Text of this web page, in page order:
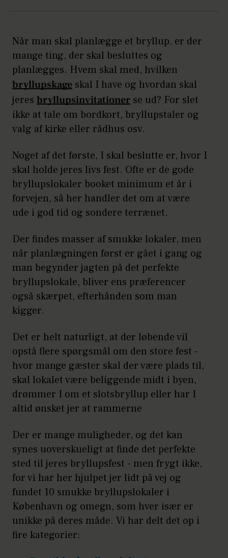
Når man skal planlægge et bryllup, er der
mange ting, der skal besluttes og
planlægges. Hvem skal med, hvilken
bryllupskage skal I have og hvordan skal
jeres bryllupsinvitationer se ud? For slet
ikke at tale om bordkort, bryllupstaler og
valg af kirke eller rådhus osv.
Noget af det første, I skal beslutte er, hvor I
skal holde jeres livs fest. Ofte er de gode
bryllupslokaler booket minimum et år i
forvejen, så her handler det om at være
ude i god tid og sondere terrænet.
Der findes masser af smukke lokaler, men
når planlægningen først er gået i gang og
man begynder jagten på det perfekte
bryllupslokale, bliver ens præferencer
også skærpet, efterhånden som man
kigger.
Det er helt naturligt, at der løbende vil
opstå flere spørgsmål om den store fest -
hvor mange gæster skal der være plads til,
skal lokalet være beliggende midt i byen,
drømmer I om et slotsbryllup eller har I
altid ønsket jer at rammerne
Der er mange muligheder, og det kan
synes uoverskueligt at finde det perfekte
sted til jeres bryllupsfest - men frygt ikke,
for vi har her hjulpet jer lidt på vej og
fundet 10 smukke bryllupslokaler i
København og omegn, som hver især er
unikke på deres måde. Vi har delt det op i
fire kategorier: